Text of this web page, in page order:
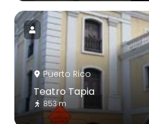
Puerto Rico
Teatro Tapia
853 m